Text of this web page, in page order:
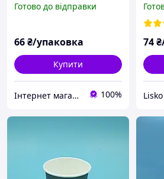
Готово до відправки
66₴/упаковка
Купити
Інтернет магазин "Тараторія" 100%
74
Lisko